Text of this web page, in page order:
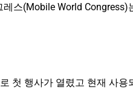
스(Mobile World
첫 행사가 열렸고 현재 사